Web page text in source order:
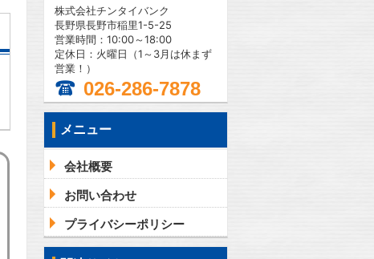
株式会社チンタイバンク
長野県長野市稲里1-5-25
営業時間：10:00～18:00
定休日：火曜日（1～3月は休まず
営業！）
026-286-7878
メニュー
会社概要
お問い合わせ
プライバシーポリシー